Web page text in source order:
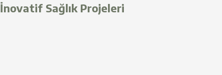
İnovatif Sağlık Projeleri